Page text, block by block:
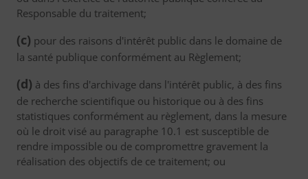
Responsable du traitement;
(c) pour des raisons d'intérêt public dans le domaine de
la santé publique conformément au Règlement;
(d) à des fins d'archivage dans l'intérêt public, à des fins
de recherche scientifique ou historique ou à des fins
statistiques conformément au règlement, dans la mesure
où le droit visé au paragraphe 10.1 est susceptible de
rendre impossible ou de compromettre gravement la
réalisation des objectifs de ce traitement; ou